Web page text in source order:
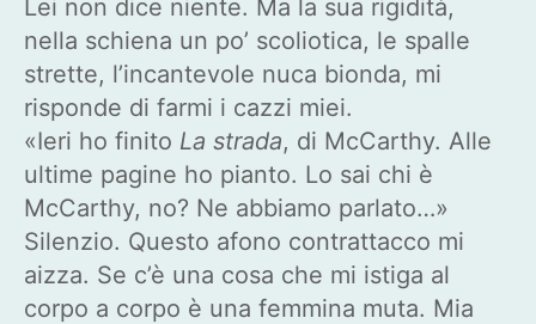
Lei non dice niente. Ma la sua rigidità,
nella schiena un po’ scoliotica, le spalle
strette, l’incantevole nuca bionda, mi
risponde di farmi i cazzi miei.
«Ieri ho finito La strada, di McCarthy. Alle
ultime pagine ho pianto. Lo sai chi è
McCarthy, no? Ne abbiamo parlato…»
Silenzio. Questo afono contrattacco mi
aizza. Se c’è una cosa che mi istiga al
corpo a corpo è una femmina muta. Mia